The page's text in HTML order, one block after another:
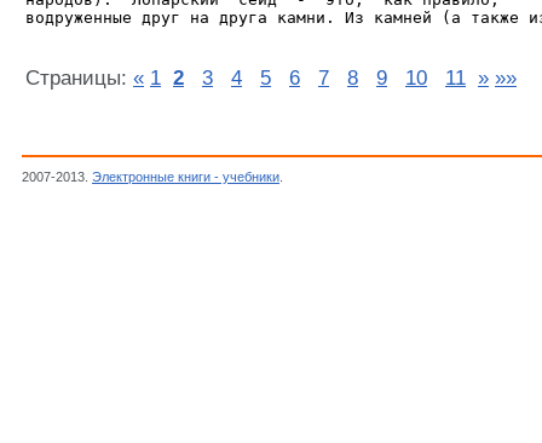
Страницы: « 1 2 3 4 5 6 7 8 9 10 11 » »»
2007-2013. Электронные книги - учебники